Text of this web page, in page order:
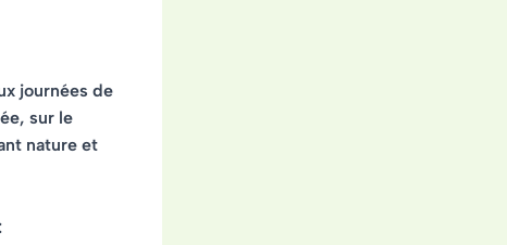
journées de
sur le
nature et